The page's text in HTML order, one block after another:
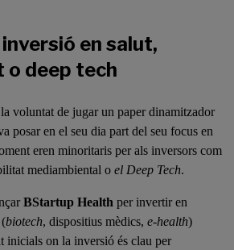
en salut,
deep tech
voluntat de jugar un paper dinamitzador
posar en el seu dia part del seu focus en
eren minoritaris per als inversors com
mediambiental o el Deep Tech.
BStartup Health per invertir en
biotech, dispositius mèdics, e-health)
inicials on la inversió és clau per